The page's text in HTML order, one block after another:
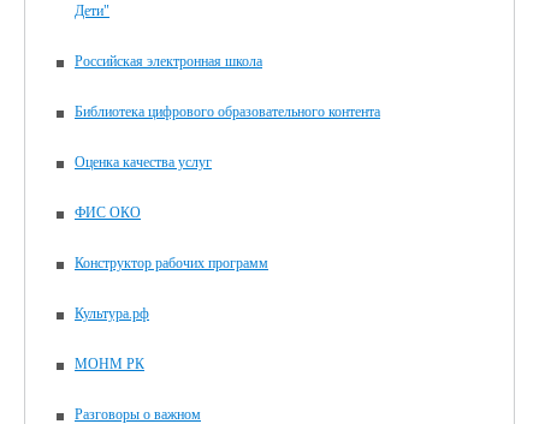
Дети"
Российская электронная школа
Библиотека цифрового образовательного контента
Оценка качества услуг
ФИС ОКО
Конструктор рабочих программ
Культура.рф
МОНМ РК
Разговоры о важном